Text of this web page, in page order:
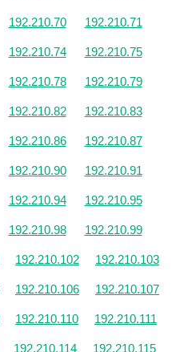
192.210.70 192.210.71
192.210.74 192.210.75
192.210.78 192.210.79
192.210.82 192.210.83
192.210.86 192.210.87
192.210.90 192.210.91
192.210.94 192.210.95
192.210.98 192.210.99
192.210.102 192.210.103
192.210.106 192.210.107
192.210.110 192.210.111
192.210.114 192.210.115